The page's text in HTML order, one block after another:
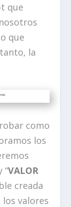
que
que
la
como
los
“VALOR
creada
valores